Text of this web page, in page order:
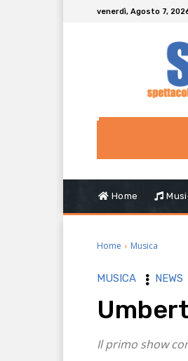
venerdì, Agosto 7,
Home
Home Musica
MUSICA NEWS
Il primo show